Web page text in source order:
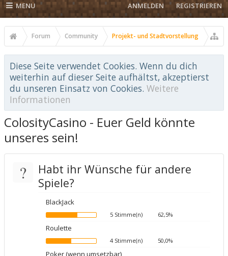
MENU ANMELDEN REGISTRIEREN
Forum Community Projekt- und Stadtvorstellung
Diese Seite verwendet Cookies. Wenn du dich
weiterhin auf dieser Seite aufhältst, akzeptierst
du unseren Einsatz von Cookies. Weitere
Informationen
ColosityCasino - Euer Geld könnte
unseres sein!
?
Habt ihr Wünsche für andere
Spiele?
BlackJack
5 Stimme(n) 62,5%
Roulette
4 Stimme(n) 50,0%
Poker (wenn umsetzbar)